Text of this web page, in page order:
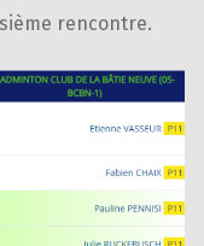
rencontre.